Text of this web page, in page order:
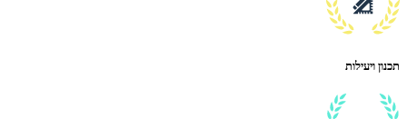
תכנון ויעילות